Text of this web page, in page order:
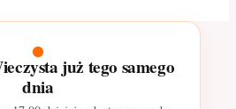
już tego samego
dnia